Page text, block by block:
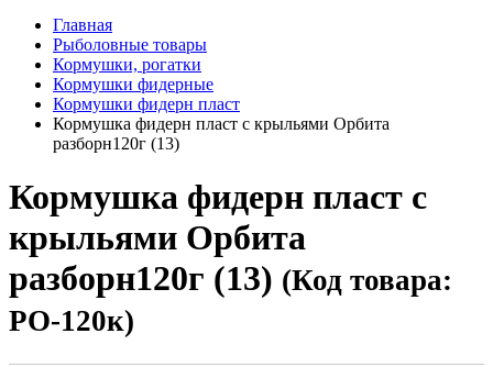
Главная
Рыболовные товары
Кормушки, рогатки
Кормушки фидерные
Кормушки фидерн пласт
Кормушка фидерн пласт с крыльями Орбита
разборн120г (13)
Кормушка фидерн пласт с
крыльями Орбита
разборн120г (13) (Код товара:
РО-120к)